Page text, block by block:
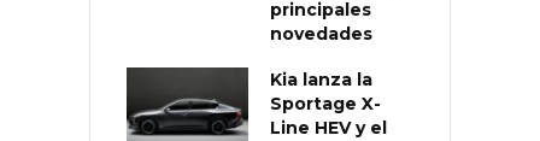
principales
novedades
Kia lanza la
Sportage X-
Line HEV y el